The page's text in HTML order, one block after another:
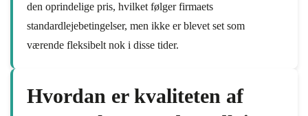
den oprindelige pris, hvilket følger firmaets
standardlejebetingelser, men ikke er blevet set som
værende fleksibelt nok i disse tider.
Hvordan er kvaliteten af